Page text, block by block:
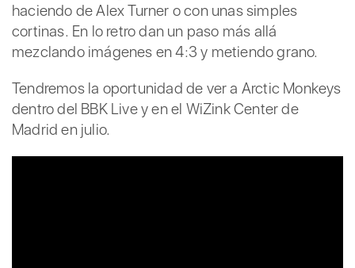
haciendo de Alex Turner o con unas simples
cortinas. En lo retro dan un paso más allá
mezclando imágenes en 4:3 y metiendo grano.
Tendremos la oportunidad de ver a Arctic Monkeys
dentro del BBK Live y en el WiZink Center de
Madrid en julio.